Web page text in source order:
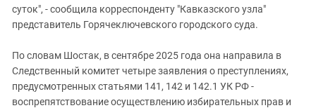
суток", - сообщила корреспонденту "Кавказского узла"
представитель Горячеключевского городского суда.
По словам Шостак, в сентябре 2025 года она направила в
Следственный комитет четыре заявления о преступлениях,
предусмотренных статьями 141, 142 и 142.1 УК РФ -
воспрепятствование осуществлению избирательных прав и